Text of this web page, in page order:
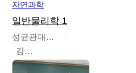
자연과학
일반물리학 1
성균관대학교
김범준